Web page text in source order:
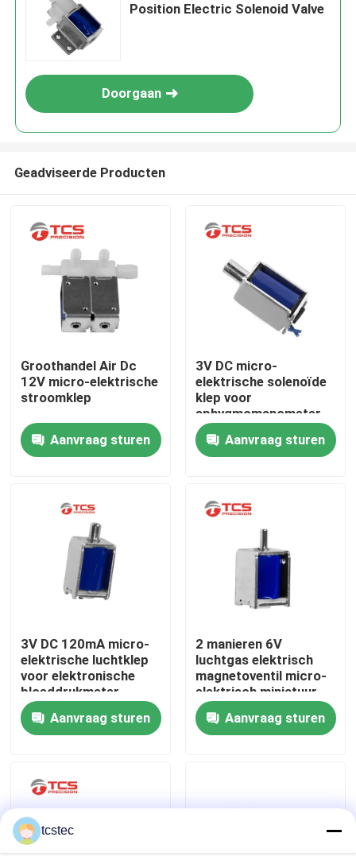
Thuis
Producten
VR-show
Over ons
Fabriekstocht
Kwaliteitscontrole
Neem contact met ons op
Gevallen
Bloggen
Position Electric Solenoid Valve
Doorgaan
Geadviseerde Producten
Groothandel Air Dc
12V micro-elektrische
stroomklep
Aanvraag sturen
3V DC micro-
elektrische solenoïde
klep voor
sphygmomanometer
Aanvraag sturen
3V DC 120mA micro-
elektrische luchtklep
voor elektronische
bloeddrukmeter
medische monitor
Aanvraag sturen
2 manieren 6V
luchtgas elektrisch
magnetoventil micro-
elektrisch miniatuur
60mA
Aanvraag sturen
tcstec